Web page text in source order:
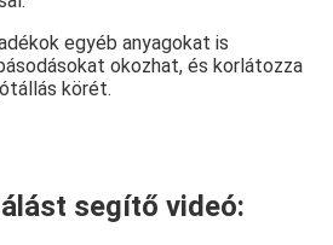
egyéb anyagokat is
okozhat, és korlátozza
körét.
segítő videó: